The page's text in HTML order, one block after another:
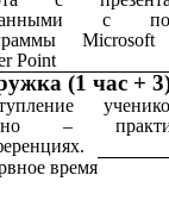
с
Point
(1 час +
–
время